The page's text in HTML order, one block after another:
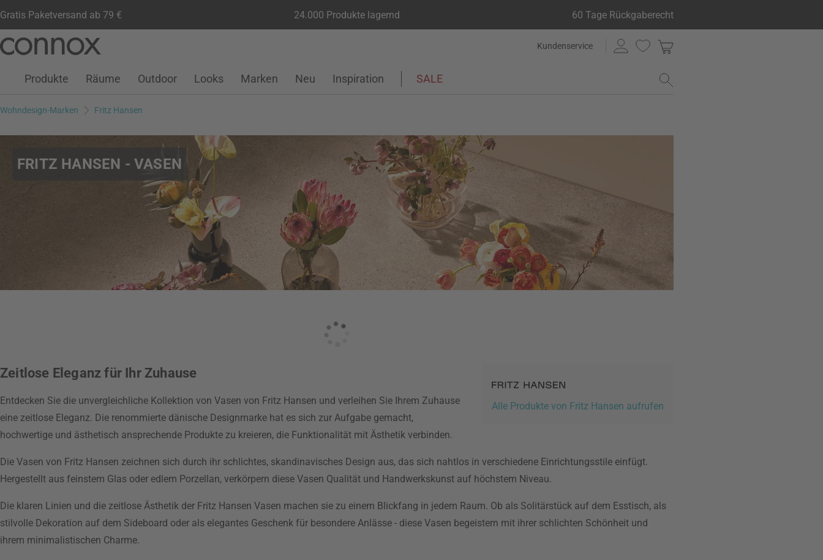
Gratis Paketversand ab 79 € 24.000 Produkte lagernd 60 Tage Rückgaberecht
Seiteninhalt
Suchfeld
Kundenservice
Kundenkonto
Wunschliste
Warenkorb
Produkte Räume Outdoor Looks Marken Neu Inspiration SALE
Wohndesign-Marken Fritz Hansen
FRITZ HANSEN - VASEN
Alle Produkte von Fritz Hansen aufrufen
Zeitlose Eleganz für Ihr Zuhause
Entdecken Sie die unvergleichliche Kollektion von Vasen von Fritz Hansen und verleihen Sie Ihrem Zuhause
eine zeitlose Eleganz. Die renommierte dänische Designmarke hat es sich zur Aufgabe gemacht,
hochwertige und ästhetisch ansprechende Produkte zu kreieren, die Funktionalität mit Ästhetik verbinden.
Die Vasen von Fritz Hansen zeichnen sich durch ihr schlichtes, skandinavisches Design aus, das sich nahtlos in verschiedene Einrichtungsstile einfügt.
Hergestellt aus feinstem Glas oder edlem Porzellan, verkörpern diese Vasen Qualität und Handwerkskunst auf höchstem Niveau.
Die klaren Linien und die zeitlose Ästhetik der Fritz Hansen Vasen machen sie zu einem Blickfang in jedem Raum. Ob als Solitärstück auf dem Esstisch, als
stilvolle Dekoration auf dem Sideboard oder als elegantes Geschenk für besondere Anlässe - diese Vasen begeistern mit ihrer schlichten Schönheit und
ihrem minimalistischen Charme.